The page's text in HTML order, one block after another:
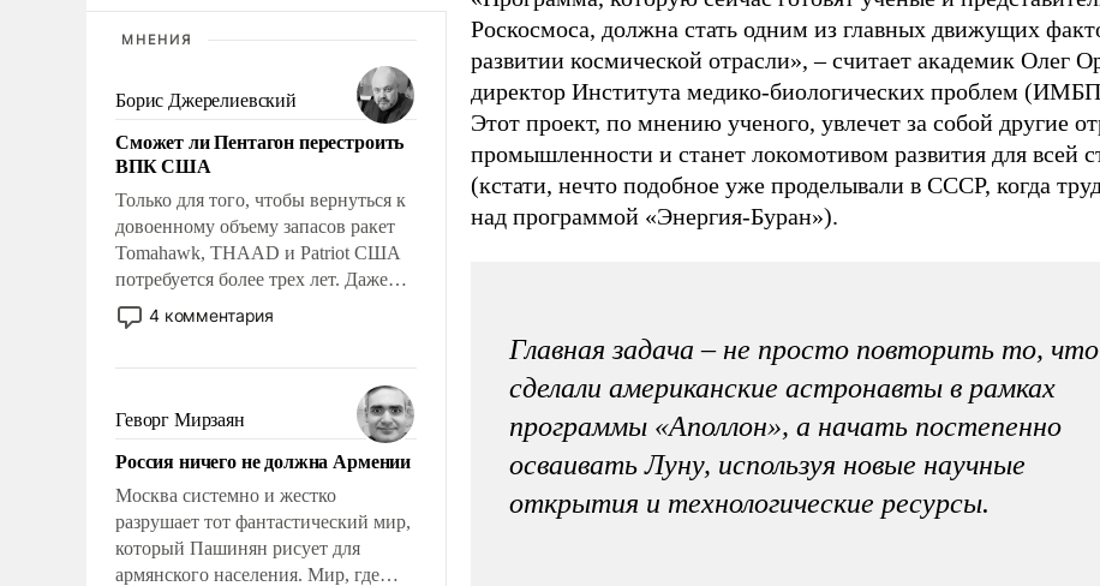
МНЕНИЯ
Борис Джерелиевский
Сможет ли Пентагон перестроить
ВПК США
Только для того, чтобы вернуться к
довоенному объему запасов ракет
Tomahawk, THAAD и Patriot США
потребуется более трех лет. Даже
небольшая война с Ираном
опустошила американские
уязвимости США, например, перед
Китаем.
4 комментария
Геворг Мирзаян
Россия ничего не должна Армении
Москва системно и жестко
разрушает тот фантастический мир,
который Пашинян рисует для
армянского населения. Мир, где
Роскосмоса, должна стать одним из главных движущих
развитии космической отрасли», – считает академик Олег
директор Института медико-биологических проблем
Этот проект, по мнению ученого, увлечет за собой другие
промышленности и станет локомотивом развития для всей
(кстати, нечто подобное уже проделывали в СССР, когда
над программой «Энергия-Буран»).
Главная задача – не просто повторить то, что
сделали американские астронавты в рамках
программы «Аполлон», а начать постепенно
осваивать Луну, используя новые научные
открытия и технологические ресурсы.